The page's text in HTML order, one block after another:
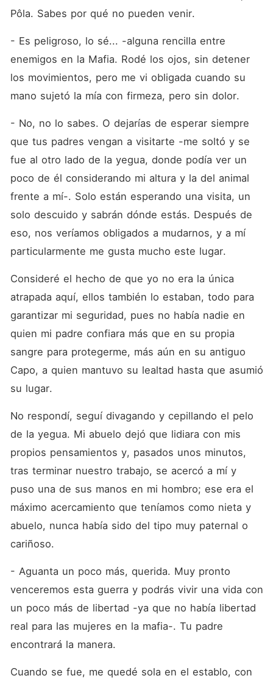
Pôla. Sabes por qué no pueden venir.
- Es peligroso, lo sé... -alguna rencilla entre
enemigos en la Mafia. Rodé los ojos, sin detener
los movimientos, pero me vi obligada cuando su
mano sujetó la mía con firmeza, pero sin dolor.
- No, no lo sabes. O dejarías de esperar siempre
que tus padres vengan a visitarte -me soltó y se
fue al otro lado de la yegua, donde podía ver un
poco de él considerando mi altura y la del animal
frente a mí-. Solo están esperando una visita, un
solo descuido y sabrán dónde estás. Después de
eso, nos veríamos obligados a mudarnos, y a mí
particularmente me gusta mucho este lugar.
Consideré el hecho de que yo no era la única
atrapada aquí, ellos también lo estaban, todo para
garantizar mi seguridad, pues no había nadie en
quien mi padre confiara más que en su propia
sangre para protegerme, más aún en su antiguo
Capo, a quien mantuvo su lealtad hasta que asumió
su lugar.
No respondí, seguí divagando y cepillando el pelo
de la yegua. Mi abuelo dejó que lidiara con mis
propios pensamientos y, pasados unos minutos,
tras terminar nuestro trabajo, se acercó a mí y
puso una de sus manos en mi hombro; ese era el
máximo acercamiento que teníamos como nieta y
abuelo, nunca había sido del tipo muy paternal o
cariñoso.
- Aguanta un poco más, querida. Muy pronto
venceremos esta guerra y podrás vivir una vida con
un poco más de libertad -ya que no había libertad
real para las mujeres en la mafia-. Tu padre
encontrará la manera.
Cuando se fue, me quedé sola en el establo, con